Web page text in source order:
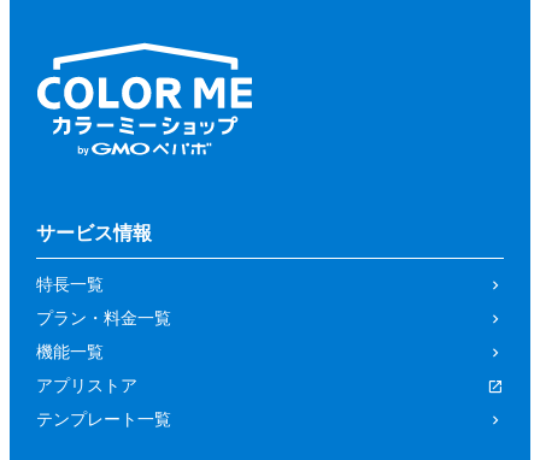
サービス情報
特長一覧
プラン・料金一覧
機能一覧
アプリストア
テンプレート一覧